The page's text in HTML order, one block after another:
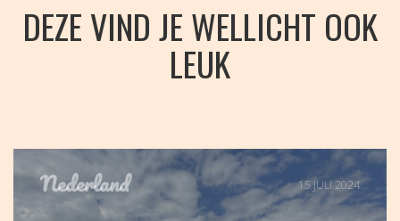
DEZE VIND JE WELLICHT OOK
LEUK
Nederland 15 JULI 2024